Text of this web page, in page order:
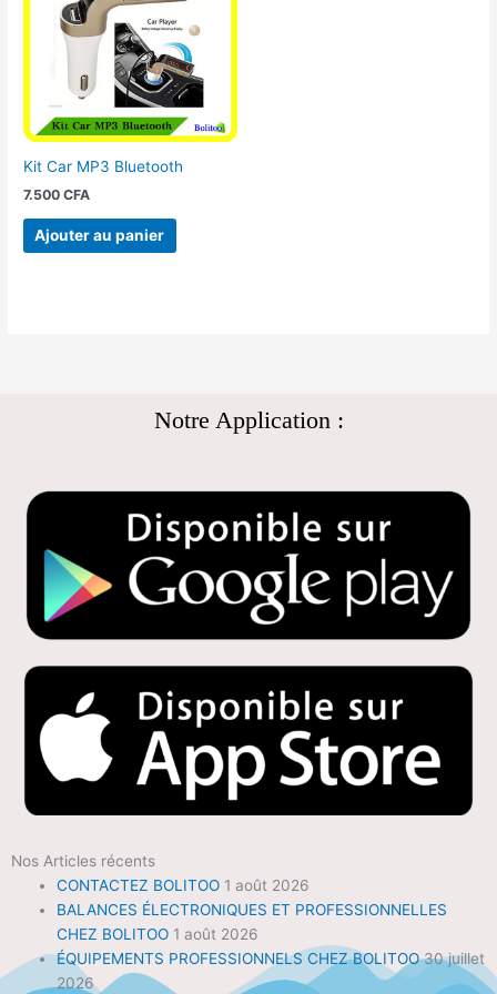
Kit Car MP3 Bluetooth
7.500CFA
Ajouter au panier
Notre Application :
Nos Articles récents
CONTACTEZ BOLITOO 1 août 2026
BALANCES ÉLECTRONIQUES ET PROFESSIONNELLES
CHEZ BOLITOO 1 août 2026
ÉQUIPEMENTS PROFESSIONNELS CHEZ BOLITOO 30 juillet
2026